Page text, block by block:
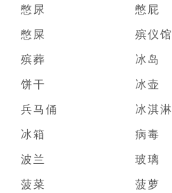
憋尿
憋屁
憋屎
殡仪馆
殡葬
冰岛
饼干
冰壶
兵马俑
冰淇淋
冰箱
病毒
波兰
玻璃
菠菜
菠萝